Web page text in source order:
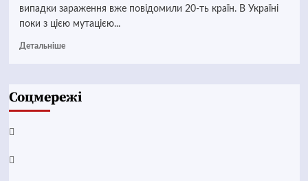
випадки зараження вже повідомили 20-ть країн. В Україні
поки з цією мутацією...
Детальніше
Соцмережі
Facebook
YouTube